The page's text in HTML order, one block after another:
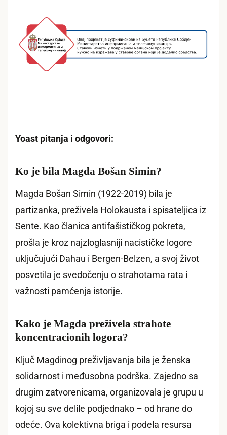
Yoast pitanja i odgovori:
Ko je bila Magda Bošan Simin?
Magda Bošan Simin (1922-2019) bila je
partizanka, preživela Holokausta i spisateljica iz
Sente. Kao članica antifašističkog pokreta,
prošla je kroz najzloglasniji nacističke logore
uključujući Dahau i Bergen-Belzen, a svoj život
posvetila je svedočenju o strahotama rata i
važnosti pamćenja istorije.
Kako je Magda preživela strahote
koncentracionih logora?
Ključ Magdinog preživljavanja bila je ženska
solidarnost i međusobna podrška. Zajedno sa
drugim zatvorenicama, organizovala je grupu u
kojoj su sve delile podjednako – od hrane do
odeće. Ova kolektivna briga i podela resursa